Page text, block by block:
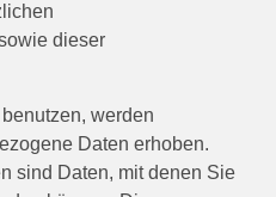
dieser
werden
Daten erhoben.
sind Daten, mit denen Sie